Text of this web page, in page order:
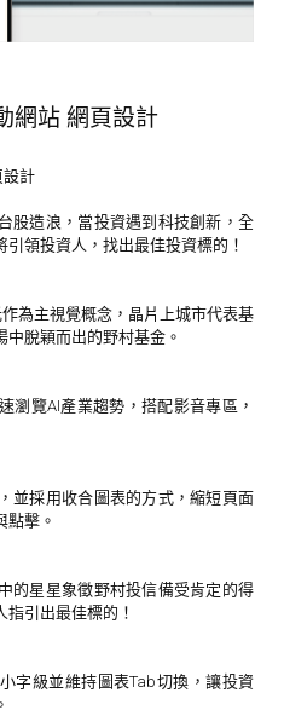
網站 網頁設計
設計
股造浪，當投資遇到科技創新，全
領投資人，找出最佳投資標的！
為主視覺概念，晶片上城市代表基
中脫穎而出的野村基金。
瀏覽AI產業趨勢，搭配影音專區，
並採用收合圖表的方式，縮短頁面
點擊。
的星星象徵野村投信備受肯定的得
指引出最佳標的！
字級並維持圖表Tab切換，讓投資